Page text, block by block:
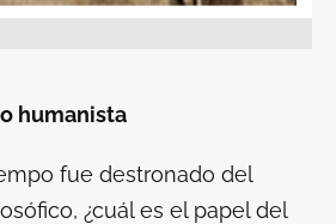
humanista
fue destronado del
¿cuál es el papel del